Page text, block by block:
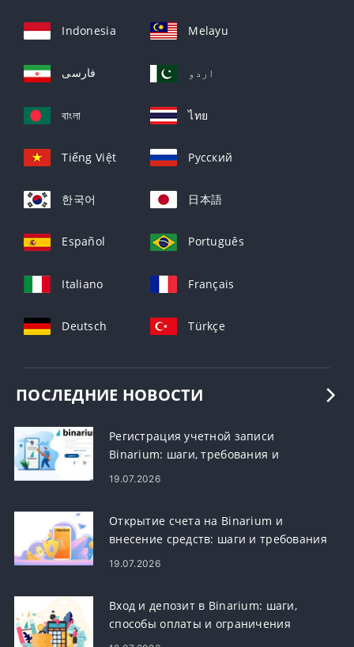
Indonesia Melayu
فارسی اردو
বাংলা ไทย
Tiếng Việt Русский
한국어 日本語
Español Português
Italiano Français
Deutsch Türkçe
ПОСЛЕДНИЕ НОВОСТИ
Регистрация учетной записи
Binarium: шаги, требования и
регистрация
19.07.2026
Открытие счета на Binarium и
внесение средств: шаги и требования
19.07.2026
Вход и депозит в Binarium: шаги,
способы оплаты и ограничения